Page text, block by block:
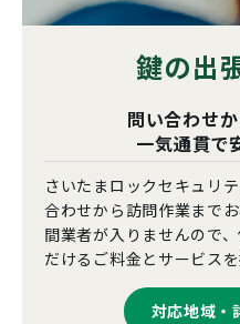
鍵の出
問い合わせ
一気通貫で
さいたまロックセキュリ
合わせから訪問作業まで
間業者が入りませんので
だけるご料金とサービスを
対応地域・